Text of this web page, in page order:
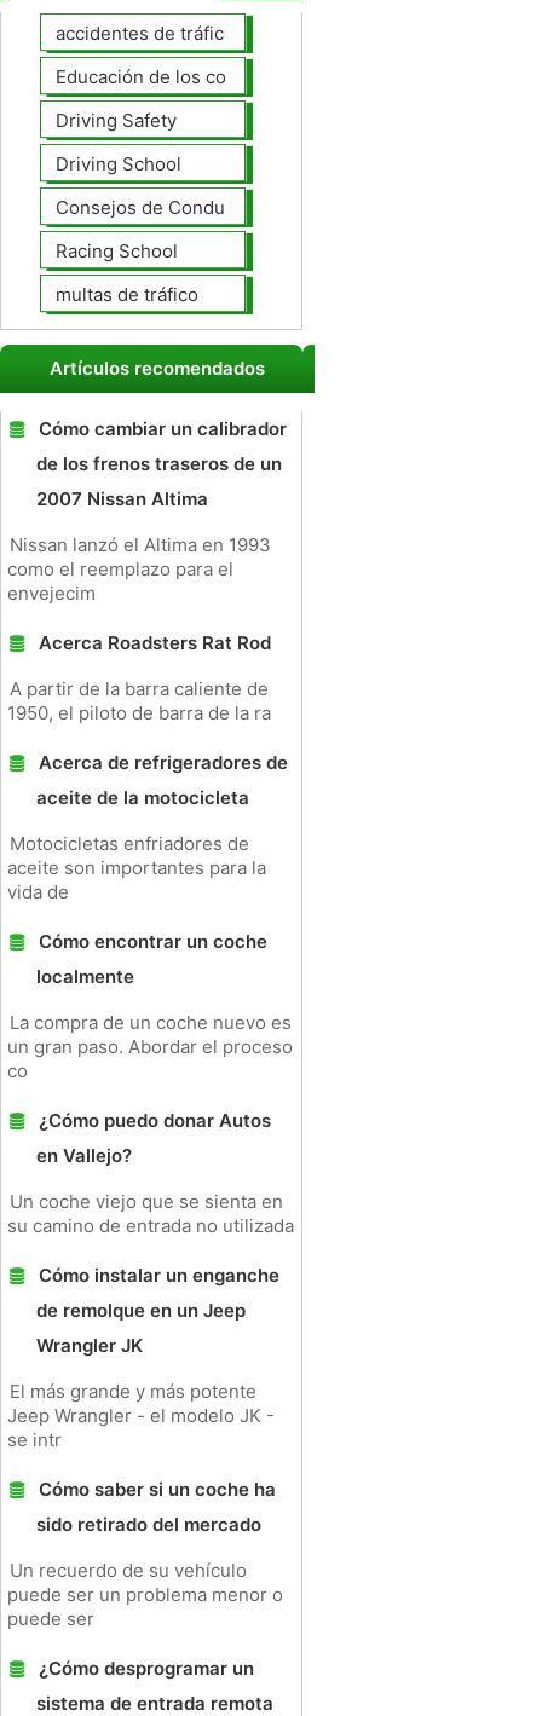
accidentes de tráfico
Educación de los conductores
Driving Safety
Driving School
Consejos de Conducción
Racing School
multas de tráfico
Artículos recomendados
Cómo cambiar un calibrador
de los frenos traseros de un
2007 Nissan Altima
Nissan lanzó el Altima en 1993
como el reemplazo para el
envejecim
Acerca Roadsters Rat Rod
A partir de la barra caliente de
1950, el piloto de barra de la ra
Acerca de refrigeradores de
aceite de la motocicleta
Motocicletas enfriadores de
aceite son importantes para la
vida de
Cómo encontrar un coche
localmente
La compra de un coche nuevo es
un gran paso. Abordar el proceso
co
¿Cómo puedo donar Autos
en Vallejo?
Un coche viejo que se sienta en
su camino de entrada no utilizada
Cómo instalar un enganche
de remolque en un Jeep
Wrangler JK
El más grande y más potente
Jeep Wrangler - el modelo JK -
se intr
Cómo saber si un coche ha
sido retirado del mercado
Un recuerdo de su vehículo
puede ser un problema menor o
puede ser
¿Cómo desprogramar un
sistema de entrada remota